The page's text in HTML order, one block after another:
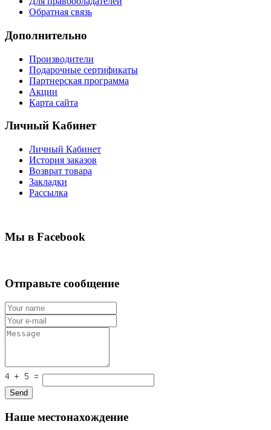
Обратная связь
Дополнительно
Производители
Подарочные сертификаты
Партнерская программа
Акции
Карта сайта
Личный Кабинет
Личный Кабинет
История заказов
Возврат товара
Закладки
Рассылка
Мы в Facebook
Отправьте сообщение
Send
Наше местонахождение